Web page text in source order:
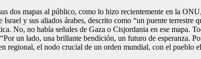
dos mapas al público, como lo hizo recientemente en la
Israel y sus aliados árabes, descrito como “un puente
No, no había señales de Gaza o Cisjordania en ese mapa.
un lado, una brillante bendición, un futuro de esperanza.
regional, el nodo crucial de un orden mundial, con el pueblo